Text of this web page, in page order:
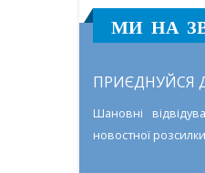
МИ НА
ПРИЄДНУЙСЯ
Шановні
новостної розсилки